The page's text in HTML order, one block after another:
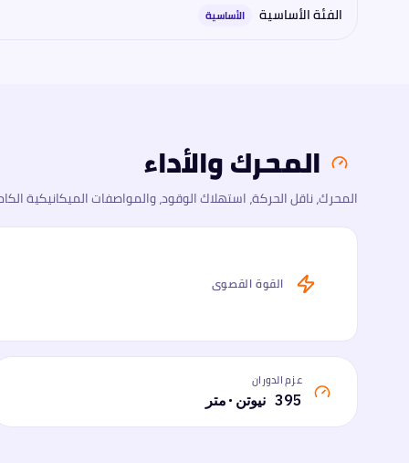
الفئة الأساسية
الأساسية
المحرك والأداء
المحرك، ناقل الحركة، استهلاك الوقود، والمواصفات الميكانيكية
القوة القصوى
عزم الدوران
395 نيوتن·متر